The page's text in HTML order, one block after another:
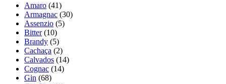
Amaro (41)
Armagnac (30)
Assenzio (5)
Bitter (10)
Brandy (5)
Cachaça (2)
Calvados (14)
Cognac (14)
Gin (68)